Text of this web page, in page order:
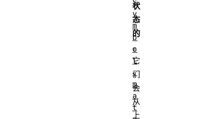
状
态
的
。
它
们
会
从
上
y
m
b
o
l
.
m
a
t